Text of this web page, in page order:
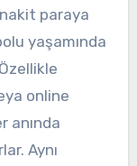
paraya
yaşamında
online
anında
Aynı